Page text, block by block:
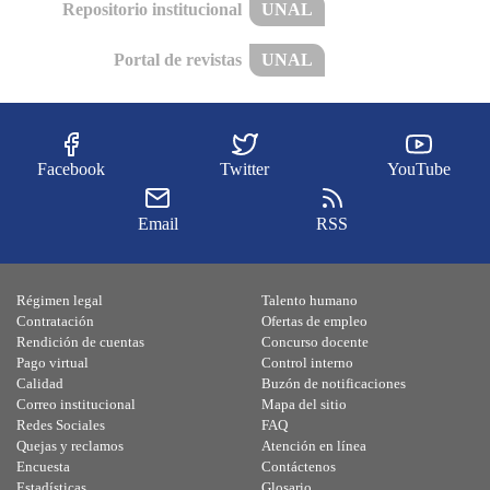
Repositorio institucional UNAL
Portal de revistas UNAL
Facebook Twitter YouTube
Email RSS
Régimen legal
Contratación
Rendición de cuentas
Pago virtual
Calidad
Talento humano
Ofertas de empleo
Concurso docente
Control interno
Buzón de notificaciones
Correo institucional
Redes Sociales
Quejas y reclamos
Encuesta
Mapa del sitio
FAQ
Atención en línea
Contáctenos